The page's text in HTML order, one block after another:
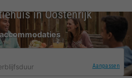
in Oostenrijk
Aanpassen